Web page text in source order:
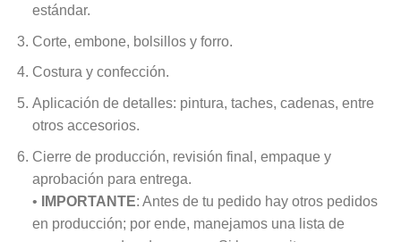
estándar.
Corte, embone, bolsillos y forro.
Costura y confección.
Aplicación de detalles: pintura, taches, cadenas, entre
otros accesorios.
Cierre de producción, revisión final, empaque y
aprobación para entrega.
• IMPORTANTE: Antes de tu pedido hay otros pedidos
en producción; por ende, manejamos una lista de